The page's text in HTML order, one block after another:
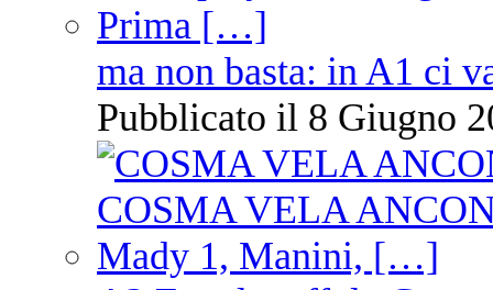
ma non basta: in A1 ci
Pubblicato il 8 Giugno